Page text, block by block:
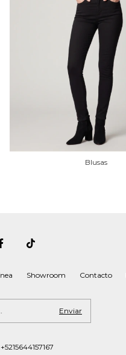
Blusas
Showroom Contacto
+5215644157167